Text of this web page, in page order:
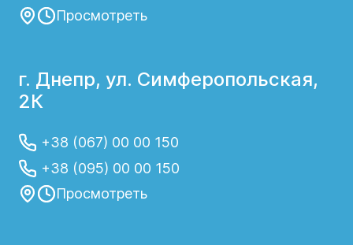
Просмотреть
г. Днепр, ул. Симферопольская,
2К
+38 (067) 00 00 150
+38 (095) 00 00 150
Просмотреть